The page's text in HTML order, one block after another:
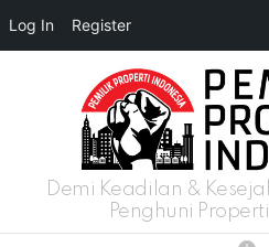
Demi Keadilan &
Penghuni
Log In Register